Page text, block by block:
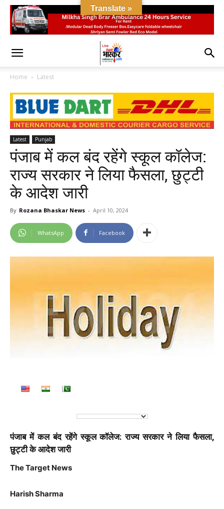
Home Latest
Latest Punjab
पंजाब में कल बंद रहेंगे स्कूल कॉलेज:
राज्य सरकार ने लिया फैसला, छुट्टी
के आदेश जारी
By Rozana Bhaskar News - April 10, 2024
WhatsApp Facebook
पंजाब में कल बंद रहेंगे स्कूल कॉलेज: राज्य सरकार ने लिया फैसला,
छुट्टी के आदेश जारी
The Target News
Harish Sharma
Translate »